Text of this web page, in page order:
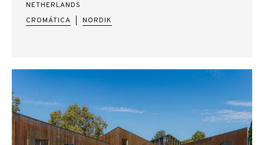
NETHERLANDS
CROMÁTICA
NORDIK